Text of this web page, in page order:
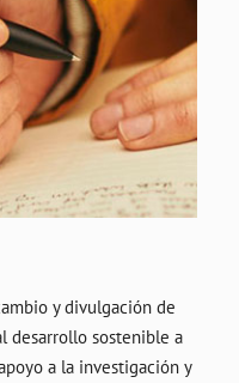
y divulgación de
desarrollo sostenible a
a la investigación y